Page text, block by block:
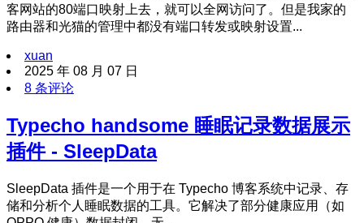
客网站的80端口映射上去，就可以全网访问了。但是我家的
路由器和光猫的管理中都没有端口转发或映射设置...
xuan
2025 年 08 月 07 日
8 条评论
Typecho handsome 睡眠记录数据展示
插件 - SleepData
SleepData 插件是一个用于在 Typecho 博客系统中记录、存
储和分析个人睡眠数据的工具。它解决了部分健康应用（如